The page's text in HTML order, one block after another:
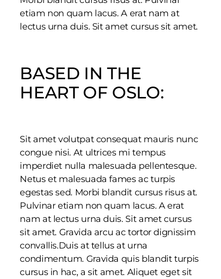
etiam non quam lacus. A erat nam at
lectus urna duis. Sit amet cursus sit amet.
BASED IN THE
HEART OF OSLO:
Sit amet volutpat consequat mauris nunc
congue nisi. At ultrices mi tempus
imperdiet nulla malesuada pellentesque.
Netus et malesuada fames ac turpis
egestas sed. Morbi blandit cursus risus at.
Pulvinar etiam non quam lacus. A erat
nam at lectus urna duis. Sit amet cursus
sit amet. Gravida arcu ac tortor dignissim
convallis.Duis at tellus at urna
condimentum. Gravida quis blandit turpis
cursus in hac, a sit amet. Aliquet eget sit